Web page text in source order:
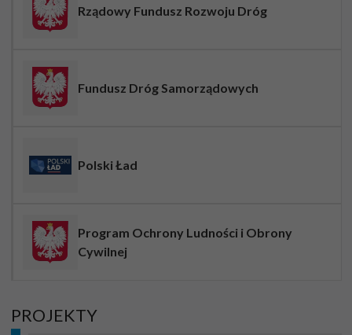
Rządowy Fundusz Rozwoju Dróg
Fundusz Dróg Samorządowych
Polski Ład
Program Ochrony Ludności i Obrony
Cywilnej
PROJEKTY